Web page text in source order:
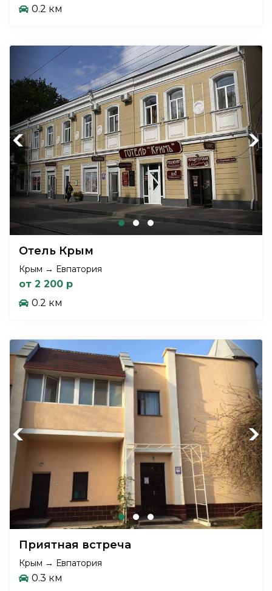
0.2 км
Previous Next
Отель Крым
Крым → Евпатория
от 2 200 р
0.2 км
Previous Next
Приятная встреча
Крым → Евпатория
0.3 км